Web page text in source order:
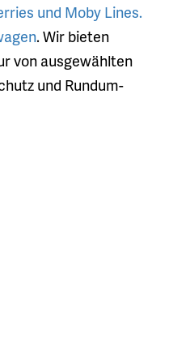
und Moby Lines.
. Wir bieten
von ausgewählten
und Rundum-